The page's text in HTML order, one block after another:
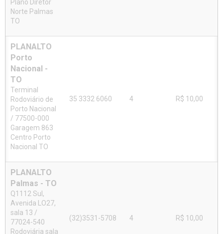
Plano Diretor
Norte Palmas
TO
PLANALTO
Porto
Nacional -
TO
Terminal
Rodoviário de
Porto Nacional
/ 77500-000
Garagem 863
Centro Porto
Nacional TO
35 3332 6060 4 R$ 10,00
PLANALTO
Palmas - TO
Q1112 Sul,
Avenida LO27,
sala 13 /
77024-540
Rodoviária sala
(32)3531-5708 4 R$ 10,00